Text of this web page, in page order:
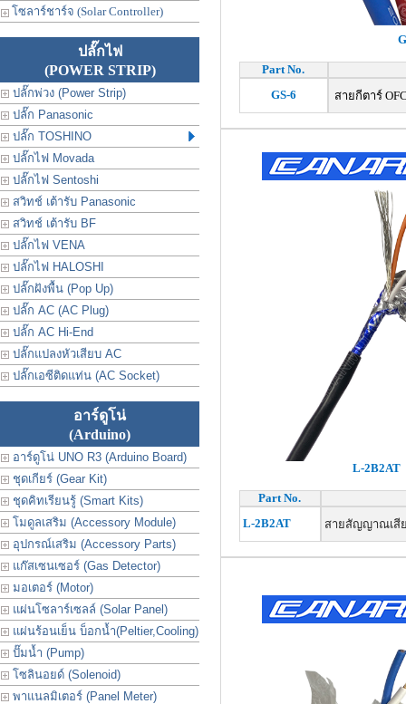
โซลาร์ชาร์จ (Solar Controller)
ปลั๊กไฟ
(POWER STRIP)
ปลั๊กพ่วง (Power Strip)
ปลั๊ก Panasonic
ปลั๊ก TOSHINO
ปลั๊กไฟ Movada
ปลั๊กไฟ Sentoshi
สวิทช์ เต้ารับ Panasonic
สวิทช์ เต้ารับ BF
ปลั๊กไฟ VENA
ปลั๊กไฟ HALOSHI
ปลั๊กฝังพื้น (Pop Up)
ปลั๊ก AC (AC Plug)
ปลั๊ก AC Hi-End
ปลั๊กแปลงหัวเสียบ AC
ปลั๊กเอซีติดแท่น (AC Socket)
อาร์ดูโน่
(Arduino)
อาร์ดูโน่ UNO R3 (Arduino Board)
ชุดเกียร์ (Gear Kit)
ชุดคิทเรียนรู้ (Smart Kits)
โมดูลเสริม (Accessory Module)
อุปกรณ์เสริม (Accessory Parts)
แก๊สเซนเซอร์ (Gas Detector)
มอเตอร์ (Motor)
แผ่นโซลาร์เซลล์ (Solar Panel)
แผ่นร้อนเย็น บ็อกน้ำ(Peltier,Cooling)
ปั๊มน้ำ (Pump)
โซลินอยด์ (Solenoid)
พาแนลมิเตอร์ (Panel Meter)
Part No.
GS-6
สายกีตาร์
L-2B2AT
Part No.
L-2B2AT
สายสัญญาณเสีย